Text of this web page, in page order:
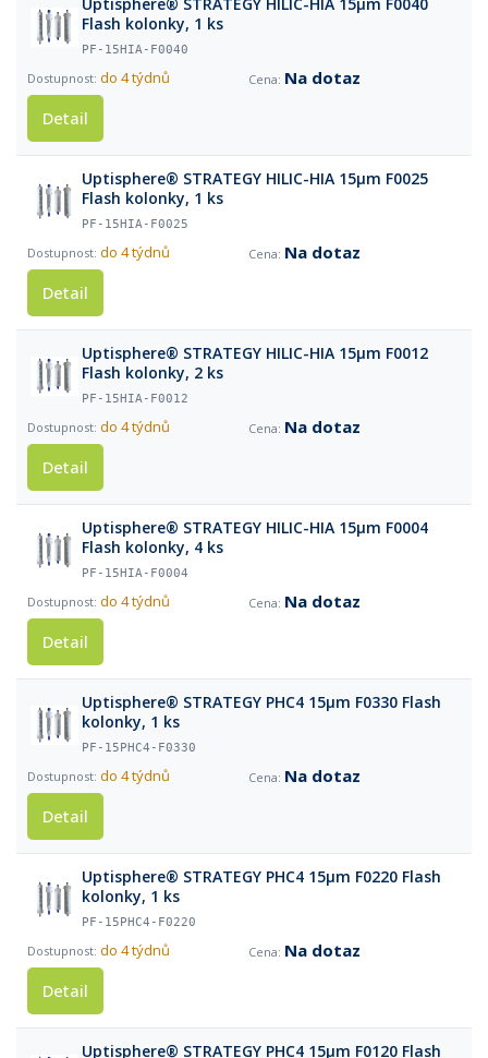
Flash kolonky, 1 ks
PF-15HIA-F0040
do 4 týdnů
Na dotaz
Detail
Uptisphere® STRATEGY HILIC-HIA 15µm F0025
Flash kolonky, 1 ks
PF-15HIA-F0025
do 4 týdnů
Na dotaz
Detail
Uptisphere® STRATEGY HILIC-HIA 15µm F0012
Flash kolonky, 2 ks
PF-15HIA-F0012
do 4 týdnů
Na dotaz
Detail
Uptisphere® STRATEGY HILIC-HIA 15µm F0004
Flash kolonky, 4 ks
PF-15HIA-F0004
do 4 týdnů
Na dotaz
Detail
Uptisphere® STRATEGY PHC4 15µm F0330 Flash
kolonky, 1 ks
PF-15PHC4-F0330
do 4 týdnů
Na dotaz
Detail
Uptisphere® STRATEGY PHC4 15µm F0220 Flash
kolonky, 1 ks
PF-15PHC4-F0220
do 4 týdnů
Na dotaz
Detail
Uptisphere® STRATEGY PHC4 15µm F0120 Flash